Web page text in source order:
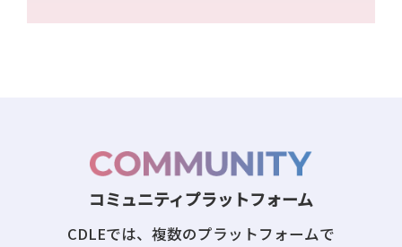
コミュニティプラットフォーム
CDLEでは、複数のプラットフォームで